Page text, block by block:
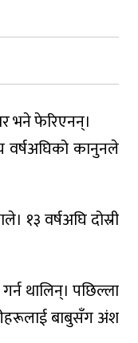
भने फेरिएनन्।
वर्षअघिको कानुनले
१३ वर्षअघि दोस्री
थालिन्। पछिल्ला
बाबुसँग अंश